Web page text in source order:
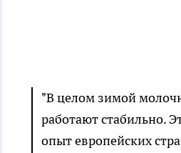
"В целом зимой
работают стабильно.
опыт европейских